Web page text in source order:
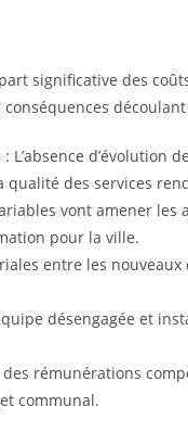
significative des
d’évolution
des services
vont amener
pour la ville.
entre les
désengagée et
rémunérations
communal.